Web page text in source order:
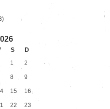
S
D
1
2
8 9
15 16
22 23